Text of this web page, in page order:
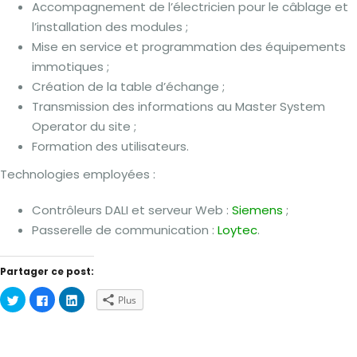
Accompagnement de l’électricien pour le câblage et
l’installation des modules ;
Mise en service et programmation des équipements
immotiques ;
Création de la table d’échange ;
Transmission des informations au Master System
Operator du site ;
Formation des utilisateurs.
Technologies employées :
Contrôleurs DALI et serveur Web : Siemens ;
Passerelle de communication : Loytec.
Partager ce post:
Cliquez
pour
partager
Cliquez
pour
partager
Cliquez
pour Plus